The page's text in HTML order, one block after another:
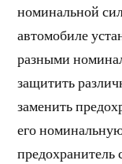
номинальной
автомобиле
разными
защитить
заменить
его
предохранитель